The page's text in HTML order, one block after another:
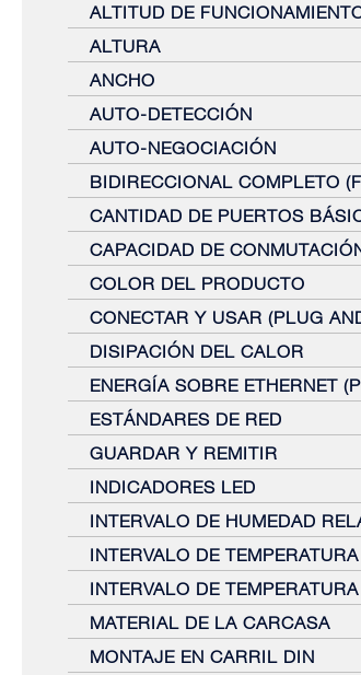
ALTITUD DE
ALTURA
ANCHO
AUTO-DETECCIÓN
AUTO-NEGOCIACIÓN
BIDIRECCIONAL COMPLETO
CANTIDAD DE PUERTOS
CAPACIDAD DE
COLOR DEL PRODUCTO
CONECTAR Y USAR (PLUG
DISIPACIÓN DEL CALOR
ENERGÍA SOBRE ETHERNET
ESTÁNDARES DE RED
GUARDAR Y REMITIR
INDICADORES LED
INTERVALO DE HUMEDAD
INTERVALO DE
INTERVALO DE
MATERIAL DE LA CARCASA
MONTAJE EN CARRIL DIN